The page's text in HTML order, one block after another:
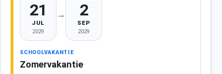
21
JUL
2029
→ 2
SEP
2029
SCHOOLVAKANTIE
Zomervakantie